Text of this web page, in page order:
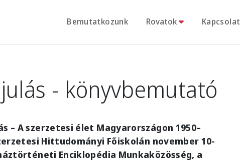
Bemutatkozunk Rovatok Kapcsolat
- könyvbemutató
– A szerzetesi élet Magyarországon 1950–
Hittudományi Főiskolán november 10-
Enciklopédia Munkaközösség, a